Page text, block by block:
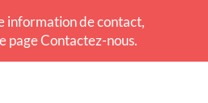
information de contact,
page Contactez-nous.